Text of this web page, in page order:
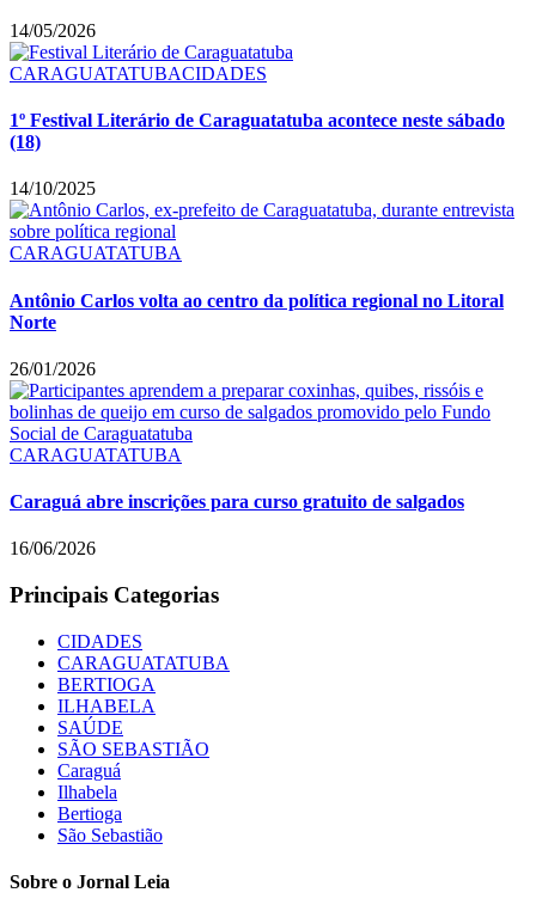
14/05/2026
CARAGUATATUBACIDADES
1º Festival Literário de Caraguatatuba acontece neste sábado
(18)
14/10/2025
CARAGUATATUBA
Antônio Carlos volta ao centro da política regional no Litoral
Norte
26/01/2026
CARAGUATATUBA
Caraguá abre inscrições para curso gratuito de salgados
16/06/2026
Principais Categorias
CIDADES
CARAGUATATUBA
BERTIOGA
ILHABELA
SAÚDE
SÃO SEBASTIÃO
Caraguá
Ilhabela
Bertioga
São Sebastião
Sobre o Jornal Leia